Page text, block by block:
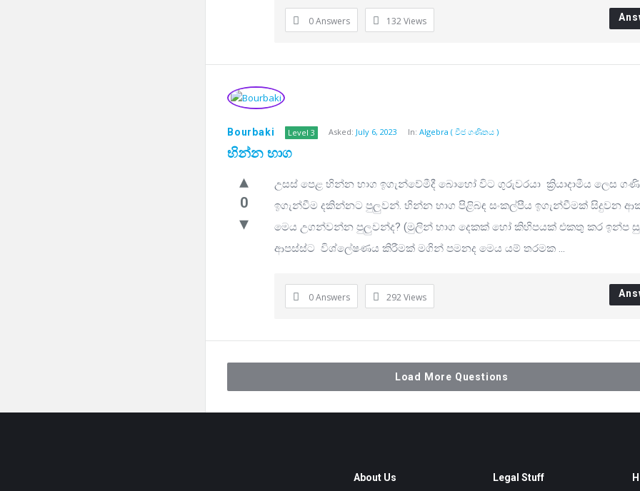
0 Answers 132Views
Bourbaki Level 3 Asked: July 6, 2023 In:Algebra ( වීජ ගණිතය )
භින්න භාග
0
උසස් පෙළ භින්න භාග ඉගැන්වේමීදී බොහෝ විට ගුරුවරයා ක්‍රියාදාමීය ලෙස
ඉගැන්වීම දකින්නට පුලුවන්. භින්න භාග පිළිබඳ සංකල්පීය ඉගැන්වීමක් සිදුවන
මෙය උගන්වන්න පුලුවන්ද? (මුලින් භාග දෙකක් හෝ කිහිපයක් එකතු කර ඉන්ප සු
ආපස්ස්ට විශ්ලේෂණය කිරීමක් මගින් පමනද මෙය යම් තරමක ...
0 Answers 292Views
Load More Questions
About Us Legal Stuff